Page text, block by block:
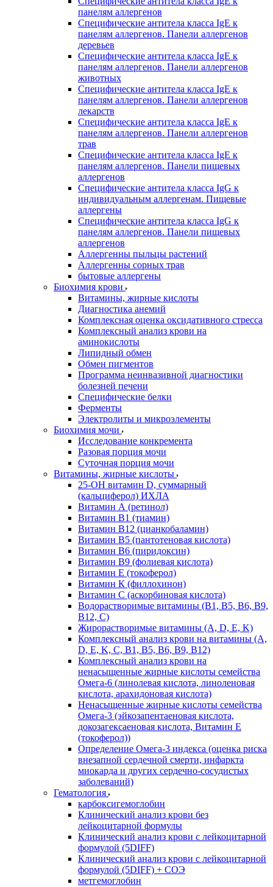
панелям аллергенов
Специфические антитела класса IgE к
панелям аллергенов. Панели аллергенов
деревьев
Специфические антитела класса IgE к
панелям аллергенов. Панели аллергенов
животных
Специфические антитела класса IgE к
панелям аллергенов. Панели аллергенов
лекарств
Специфические антитела класса IgE к
панелям аллергенов. Панели аллергенов
трав
Специфические антитела класса IgE к
панелям аллергенов. Панели пищевых
аллергенов
Специфические антитела класса IgG к
индивидуальным аллергенам. Пищевые
аллергены
Специфические антитела класса IgG к
панелям аллергенов. Панели пищевых
аллергенов
Аллергенны пыльцы растений
Аллергенны сорных трав
бытовые аллергены
Биохимия крови
Витамины, жирные кислоты
Диагностика анемий
Комплексная оценка оксидативного стресса
Комплексный анализ крови на
аминокислоты
Липидный обмен
Обмен пигментов
Программа неинвазивной диагностики
болезней печени
Специфические белки
Ферменты
Электролиты и микроэлементы
Биохимия мочи
Исследование конкремента
Разовая порция мочи
Суточная порция мочи
Витамины, жирные кислоты
25-OH витамин D, суммарный
(кальциферол) ИХЛА
Витамин А (ретинол)
Витамин В1 (тиамин)
Витамин В12 (цианкобаламин)
Витамин В5 (пантотеновая кислота)
Витамин В6 (пиридоксин)
Витамин В9 (фолиевая кислота)
Витамин Е (токоферол)
Витамин К (филлохинон)
Витамин С (аскорбиновая кислота)
Водорастворимые витамины (B1, B5, B6, В9,
В12, С)
Жирорастворимые витамины (A, D, E, K)
Комплексный анализ крови на витамины (A,
D, E, K, C, B1, B5, B6, В9, B12)
Комплексный анализ крови на
ненасыщенные жирные кислоты семейства
Омега-6 (линолевая кислота, линоленовая
кислота, арахидоновая кислота)
Ненасыщенные жирные кислоты семейства
Омега-3 (эйкозапентаеновая кислота,
докозагексаеновая кислота, Витамин E
(токоферол))
Определение Омега-3 индекса (оценка риска
внезапной сердечной смерти, инфаркта
миокарда и других сердечно-сосудистых
заболеваний)
Гематология
карбоксигемоглобин
Клинический анализ крови без
лейкоцитарной формулы
Клинический анализ крови с лейкоцитарной
формулой (5DIFF)
Клинический анализ крови с лейкоцитарной
формулой (5DIFF) + СОЭ
метгемоглобин